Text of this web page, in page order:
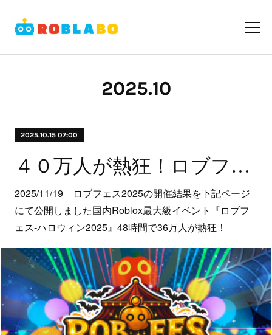
2025.10
2025.10.15 07:00
４０万人が熱狂！ロブフェス‐ハロウィン2025開催
2025/11/19 ロブフェス2025の開催結果を下記ページ
にて公開しました国内Roblox最大級イベント『ロブフ
ェス‐ハロウィン2025』48時間で36万人が熱狂！